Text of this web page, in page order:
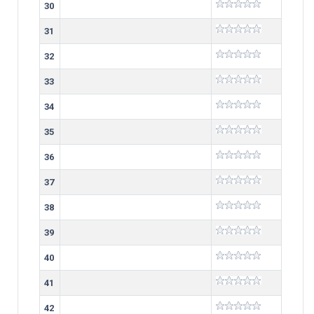
30
31
32
33
34
35
36
37
38
39
40
41
42